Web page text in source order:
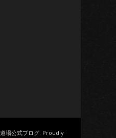
場公式ブログ. Proudly